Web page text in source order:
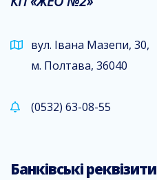
вул. Івана Мазепи, 30,
м. Полтава, 36040
(0532) 63-08-55
Банківські реквізити